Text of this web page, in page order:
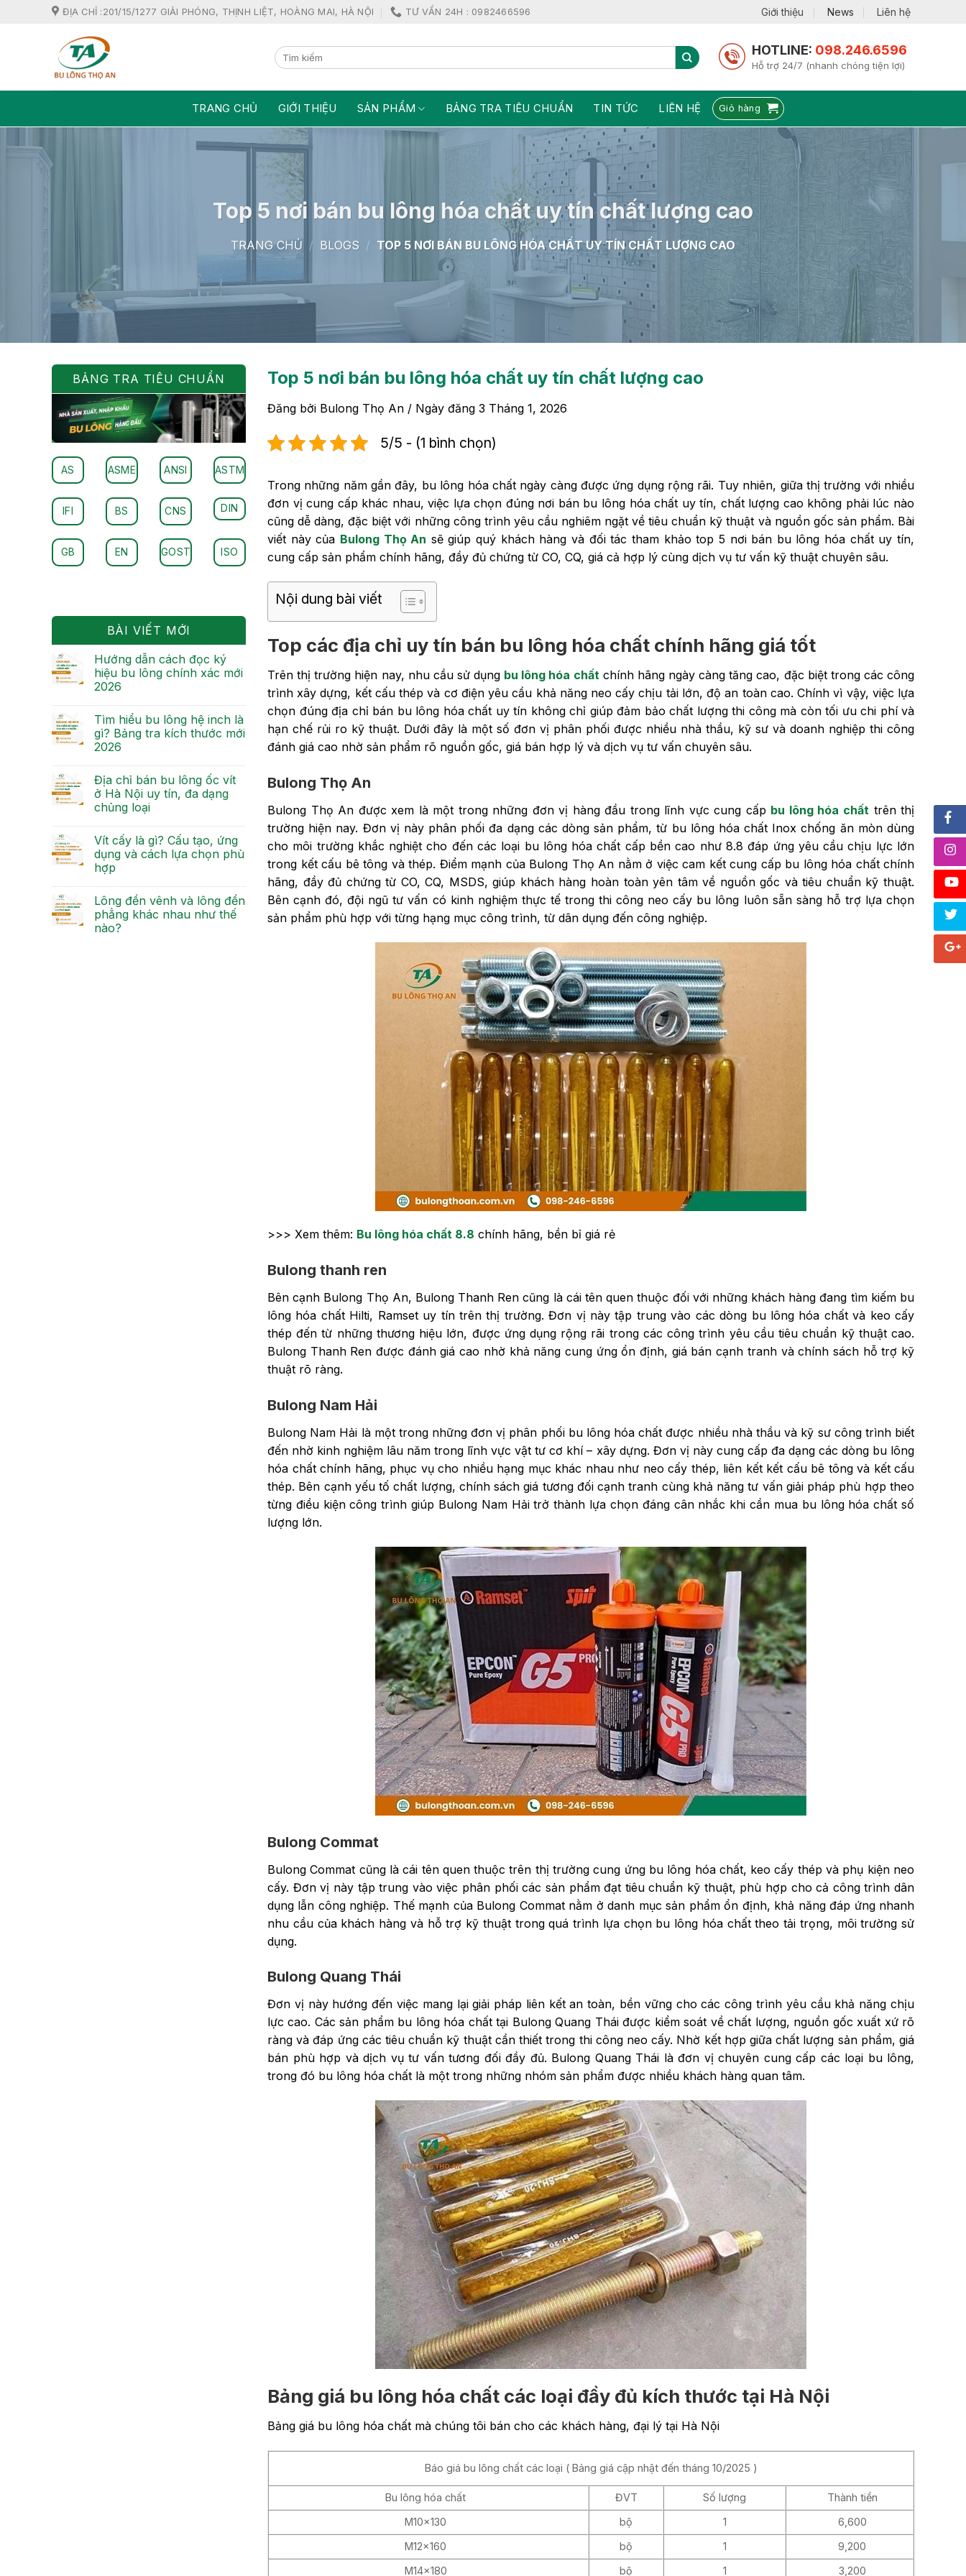
ĐỊA CHỈ :201/15/1277 GIẢI PHÓNG, THỊNH LIỆT, HOÀNG MAI, HÀ NỘI TƯ VẤN 24H : 0982466596 Giới thiệu News Liên hệ
HOTLINE: 098.246.6596
Hỗ trợ 24/7 (nhanh chóng tiện lợi)
TRANG CHỦ GIỚI THIỆU SẢN PHẨM BẢNG TRA TIÊU CHUẨN TIN TỨC LIÊN HỆ Giỏ hàng
Top 5 nơi bán bu lông hóa chất uy tín chất lượng cao
TRANG CHỦ / BLOGS / TOP 5 NƠI BÁN BU LÔNG HÓA CHẤT UY TÍN CHẤT LƯỢNG CAO
Top 5 nơi bán bu lông hóa chất uy tín chất lượng cao
Đăng bởi Bulong Thọ An / Ngày đăng 3 Tháng 1, 2026
5/5 - (1 bình chọn)
Trong những năm gần đây, bu lông hóa chất ngày càng được ứng dụng rộng rãi. Tuy nhiên, giữa thị trường với nhiều
đơn vị cung cấp khác nhau, việc lựa chọn đúng nơi bán bu lông hóa chất uy tín, chất lượng cao không phải lúc nào
cũng dễ dàng, đặc biệt với những công trình yêu cầu nghiêm ngặt về tiêu chuẩn kỹ thuật và nguồn gốc sản phẩm. Bài
viết này của Bulong Thọ An sẽ giúp quý khách hàng và đối tác tham khảo top 5 nơi bán bu lông hóa chất uy tín,
cung cấp sản phẩm chính hãng, đầy đủ chứng từ CO, CQ, giá cả hợp lý cùng dịch vụ tư vấn kỹ thuật chuyên sâu.
Nội dung bài viết
Top các địa chỉ uy tín bán bu lông hóa chất chính hãng giá tốt
Trên thị trường hiện nay, nhu cầu sử dụng bu lông hóa chất chính hãng ngày càng tăng cao, đặc biệt trong các công
trình xây dựng, kết cấu thép và cơ điện yêu cầu khả năng neo cấy chịu tải lớn, độ an toàn cao. Chính vì vậy, việc lựa
chọn đúng địa chỉ bán bu lông hóa chất uy tín không chỉ giúp đảm bảo chất lượng thi công mà còn tối ưu chi phí và
hạn chế rủi ro kỹ thuật. Dưới đây là một số đơn vị phân phối được nhiều nhà thầu, kỹ sư và doanh nghiệp thi công
đánh giá cao nhờ sản phẩm rõ nguồn gốc, giá bán hợp lý và dịch vụ tư vấn chuyên sâu.
Bulong Thọ An
Bulong Thọ An được xem là một trong những đơn vị hàng đầu trong lĩnh vực cung cấp bu lông hóa chất trên thị
trường hiện nay. Đơn vị này phân phối đa dạng các dòng sản phẩm, từ bu lông hóa chất Inox chống ăn mòn dùng
cho môi trường khắc nghiệt cho đến các loại bu lông hóa chất cấp bền cao như 8.8 đáp ứng yêu cầu chịu lực lớn
trong kết cấu bê tông và thép. Điểm mạnh của Bulong Thọ An nằm ở việc cam kết cung cấp bu lông hóa chất chính
hãng, đầy đủ chứng từ CO, CQ, MSDS, giúp khách hàng hoàn toàn yên tâm về nguồn gốc và tiêu chuẩn kỹ thuật.
Bên cạnh đó, đội ngũ tư vấn có kinh nghiệm thực tế trong thi công neo cấy bu lông luôn sẵn sàng hỗ trợ lựa chọn
sản phẩm phù hợp với từng hạng mục công trình, từ dân dụng đến công nghiệp.
>>> Xem thêm: Bu lông hóa chất 8.8 chính hãng, bền bỉ giá rẻ
Bulong thanh ren
Bên cạnh Bulong Thọ An, Bulong Thanh Ren cũng là cái tên quen thuộc đối với những khách hàng đang tìm kiếm bu
lông hóa chất Hilti, Ramset uy tín trên thị trường. Đơn vị này tập trung vào các dòng bu lông hóa chất và keo cấy
thép đến từ những thương hiệu lớn, được ứng dụng rộng rãi trong các công trình yêu cầu tiêu chuẩn kỹ thuật cao.
Bulong Thanh Ren được đánh giá cao nhờ khả năng cung ứng ổn định, giá bán cạnh tranh và chính sách hỗ trợ kỹ
thuật rõ ràng.
Bulong Nam Hải
Bulong Nam Hải là một trong những đơn vị phân phối bu lông hóa chất được nhiều nhà thầu và kỹ sư công trình biết
đến nhờ kinh nghiệm lâu năm trong lĩnh vực vật tư cơ khí – xây dựng. Đơn vị này cung cấp đa dạng các dòng bu lông
hóa chất chính hãng, phục vụ cho nhiều hạng mục khác nhau như neo cấy thép, liên kết kết cấu bê tông và kết cấu
thép. Bên cạnh yếu tố chất lượng, chính sách giá tương đối cạnh tranh cùng khả năng tư vấn giải pháp phù hợp theo
từng điều kiện công trình giúp Bulong Nam Hải trở thành lựa chọn đáng cân nhắc khi cần mua bu lông hóa chất số
lượng lớn.
Bulong Commat
Bulong Commat cũng là cái tên quen thuộc trên thị trường cung ứng bu lông hóa chất, keo cấy thép và phụ kiện neo
cấy. Đơn vị này tập trung vào việc phân phối các sản phẩm đạt tiêu chuẩn kỹ thuật, phù hợp cho cả công trình dân
dụng lẫn công nghiệp. Thế mạnh của Bulong Commat nằm ở danh mục sản phẩm ổn định, khả năng đáp ứng nhanh
nhu cầu của khách hàng và hỗ trợ kỹ thuật trong quá trình lựa chọn bu lông hóa chất theo tải trọng, môi trường sử
dụng.
Bulong Quang Thái
Đơn vị này hướng đến việc mang lại giải pháp liên kết an toàn, bền vững cho các công trình yêu cầu khả năng chịu
lực cao. Các sản phẩm bu lông hóa chất tại Bulong Quang Thái được kiểm soát về chất lượng, nguồn gốc xuất xứ rõ
ràng và đáp ứng các tiêu chuẩn kỹ thuật cần thiết trong thi công neo cấy. Nhờ kết hợp giữa chất lượng sản phẩm, giá
bán phù hợp và dịch vụ tư vấn tương đối đầy đủ. Bulong Quang Thái là đơn vị chuyên cung cấp các loại bu lông,
trong đó bu lông hóa chất là một trong những nhóm sản phẩm được nhiều khách hàng quan tâm.
Bảng giá bu lông hóa chất các loại đầy đủ kích thước tại Hà Nội
Bảng giá bu lông hóa chất mà chúng tôi bán cho các khách hàng, đại lý tại Hà Nội
Báo giá bu lông chất các loại ( Bảng giá cập nhật đến tháng 10/2025 )
Bu lông hóa chất ĐVT Số lượng
Thành tiền
M10x130
bộ 1
6,600
M12x160
bộ 1
9,200
M14x180
bộ 1 3,200
BẢNG TRA TIÊU CHUẨN
AS ASME ANSI ASTM
IFI BS CNS DIN
GB EN GOST ISO
BÀI VIẾT MỚI
Hướng dẫn cách đọc ký
hiệu bu lông chính xác mới
2026
Tìm hiểu bu lông hệ inch là
gì? Bảng tra kích thước mới
2026
Địa chỉ bán bu lông ốc vít
ở Hà Nội uy tín, đa dạng
chủng loại
Vít cấy là gì? Cấu tạo, ứng
dụng và cách lựa chọn phù
hợp
Lông đền vênh và lông đền
phẳng khác nhau như thế
nào?